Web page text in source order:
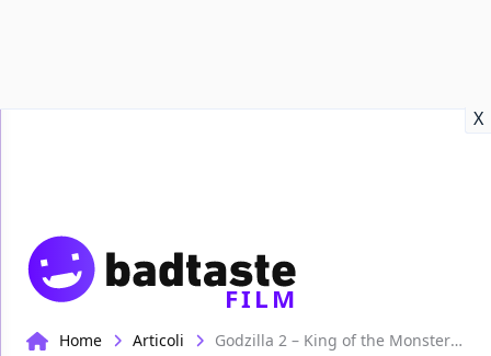
X
FILM
Home Articoli Godzilla 2 – King of the Monsters: ecco la copertina della graphic novel Godzilla: Aftershock